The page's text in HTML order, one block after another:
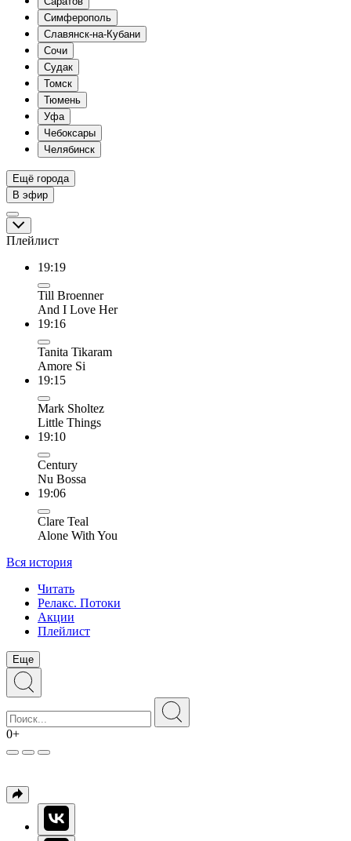
Симферополь
Славянск-на-Кубани
Сочи
Судак
Томск
Тюмень
Уфа
Чебоксары
Челябинск
Ещё города
В эфир
Плейлист
19:19
Till Broenner
And I Love Her
19:16
Tanita Tikaram
Amore Si
19:15
Mark Sholtez
Little Things
19:10
Century
Nu Bossa
19:06
Clare Teal
Alone With You
Вся история
Читать
Релакс. Потоки
Акции
Плейлист
Еще
0+